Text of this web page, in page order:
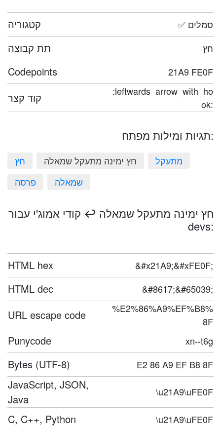
קטגוריה ✅ סמלים
תת קבוצה חץ
Codepoints 21A9 FE0F
קוד קצר
:leftwards_arrow_with_ho
ok:
תגיות ומילות מפתח:
חץ חץ ימינה מתעקל שמאלה
מתעקל
פרסה
שמאלה
חץ ימינה מתעקל שמאלה ↩️ קודי אמוג'י עבור
devs:
HTML hex &#x21A9;&#xFE0F;
HTML dec &#8617;&#65039;
URL escape code
%E2%86%A9%EF%B8%
8F
Punycode xn--t6g
Bytes (UTF-8) E2 86 A9 EF B8 8F
JavaScript, JSON,
Java
\u21A9\uFE0F
C, C++, Python \u21A9\uFE0F